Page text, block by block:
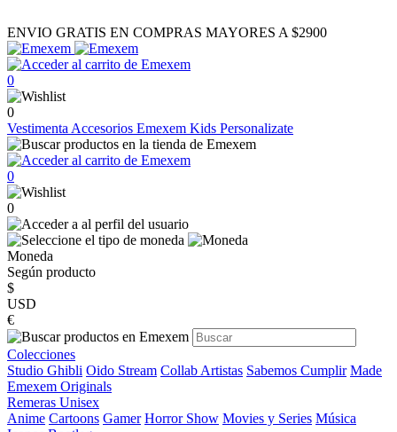
ENVIO GRATIS EN COMPRAS MAYORES A $2900
0
0
Vestimenta Accesorios Emexem Kids Personalizate
0
0
Moneda
Según producto
$
USD
€
Colecciones
Studio Ghibli Oido Stream Collab Artistas Sabemos Cumplir Made
Emexem Originals
Remeras Unisex
Anime Cartoons Gamer Horror Show Movies y Series Música